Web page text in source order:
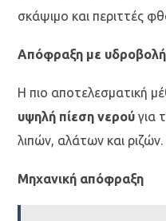
σκάψιμο και περιττές
Απόφραξη με υδροβολή
Η πιο αποτελεσματική
υψηλή πίεση νερού για
λιπών, αλάτων και ριζών.
Μηχανική απόφραξη